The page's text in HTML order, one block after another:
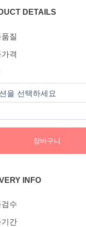
DETAILS
질
격
장바구니
INFO
수
기간